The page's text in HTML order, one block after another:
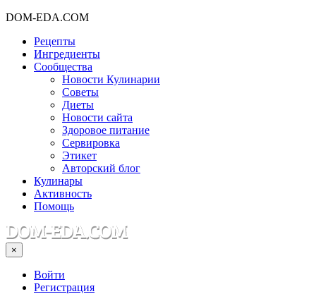
DOM-EDA.COM
Рецепты
Ингредиенты
Сообщества
Новости Кулинарии
Советы
Диеты
Новости сайта
Здоровое питание
Сервировка
Этикет
Авторский блог
Кулинары
Активность
Помощь
×
Войти
Регистрация